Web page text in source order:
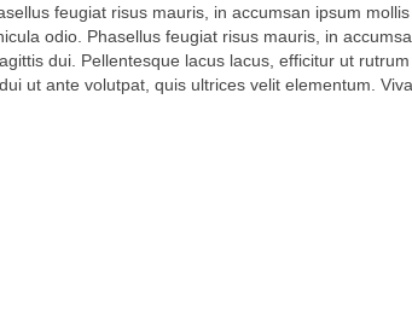
feugiat risus mauris, in accumsan ipsum
odio. Phasellus feugiat risus mauris, in
dui. Pellentesque lacus lacus, efficitur ut
ut ante volutpat, quis ultrices velit elementum.